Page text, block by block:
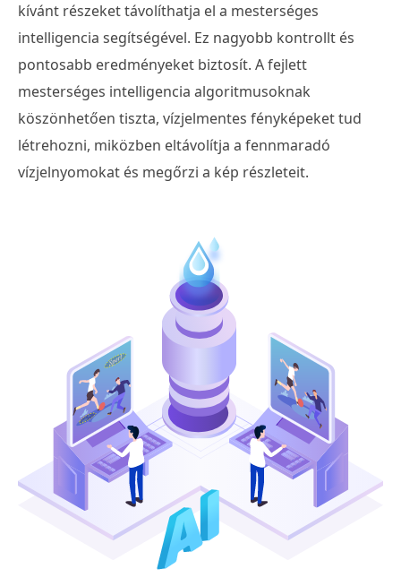
kívánt részeket távolíthatja el a mesterséges
intelligencia segítségével. Ez nagyobb kontrollt és
pontosabb eredményeket biztosít. A fejlett
mesterséges intelligencia algoritmusoknak
köszönhetően tiszta, vízjelmentes fényképeket tud
létrehozni, miközben eltávolítja a fennmaradó
vízjelnyomokat és megőrzi a kép részleteit.